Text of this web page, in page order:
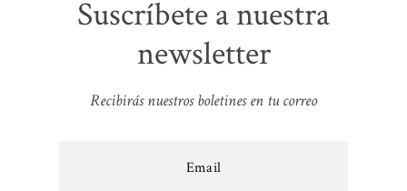
Suscríbete a nuestra
newsletter
Recibirás nuestros boletines en tu correo